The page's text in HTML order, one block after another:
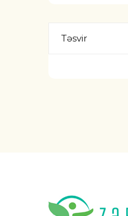
Təsvir